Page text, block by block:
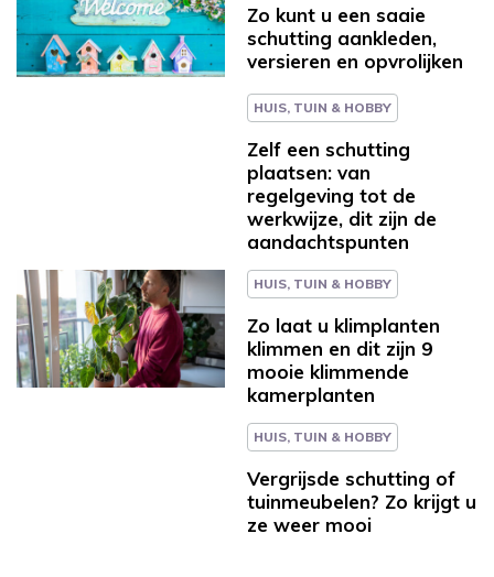
Zo kunt u een saaie
schutting aankleden,
versieren en opvrolijken
HUIS, TUIN & HOBBY
Zelf een schutting
plaatsen: van
regelgeving tot de
werkwijze, dit zijn de
aandachtspunten
HUIS, TUIN & HOBBY
Zo laat u klimplanten
klimmen en dit zijn 9
mooie klimmende
kamerplanten
HUIS, TUIN & HOBBY
Vergrijsde schutting of
tuinmeubelen? Zo krijgt u
ze weer mooi